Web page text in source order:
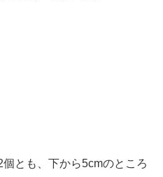
とも、下から5cmのところ